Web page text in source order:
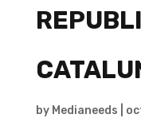
by Medianeeds